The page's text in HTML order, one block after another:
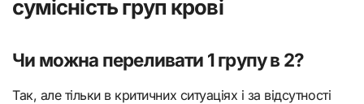
сумісність груп крові
Чи можна переливати 1 групу в 2?
Так, але тільки в критичних ситуаціях і за відсутності